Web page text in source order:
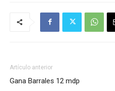
Artículo anterior
Gana Barrales 12 mdp